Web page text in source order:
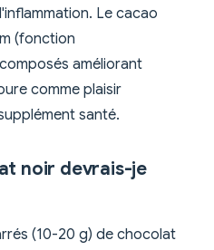
Le cacao
(fonction
améliorant
comme plaisir
santé.
noir devrais-je
(10-20 g) de chocolat